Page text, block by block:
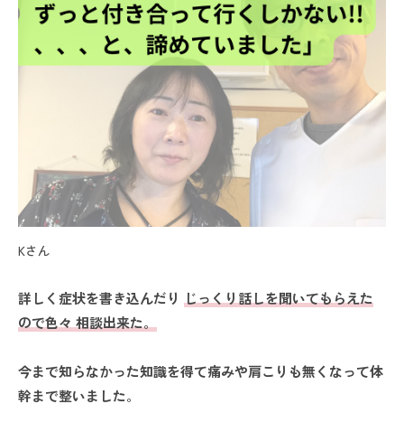
Kさん
詳しく症状を書き込んだり じっくり話しを聞いてもらえた
ので色々 相談出来た。
今まで知らなかった知識を得て痛みや肩こりも無くなって体
幹まで整いました。